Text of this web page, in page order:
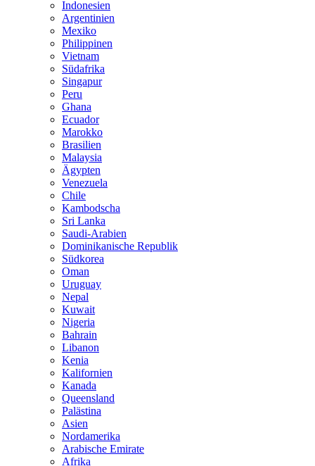
Indonesien
Argentinien
Mexiko
Philippinen
Vietnam
Südafrika
Singapur
Peru
Ghana
Ecuador
Marokko
Brasilien
Malaysia
Ägypten
Venezuela
Chile
Kambodscha
Sri Lanka
Saudi-Arabien
Dominikanische Republik
Südkorea
Oman
Uruguay
Nepal
Kuwait
Nigeria
Bahrain
Libanon
Kenia
Kalifornien
Kanada
Queensland
Palästina
Asien
Nordamerika
Arabische Emirate
Afrika